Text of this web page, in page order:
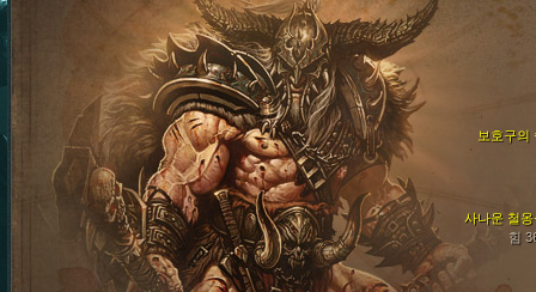
사나운 철옹
힘
보호구의